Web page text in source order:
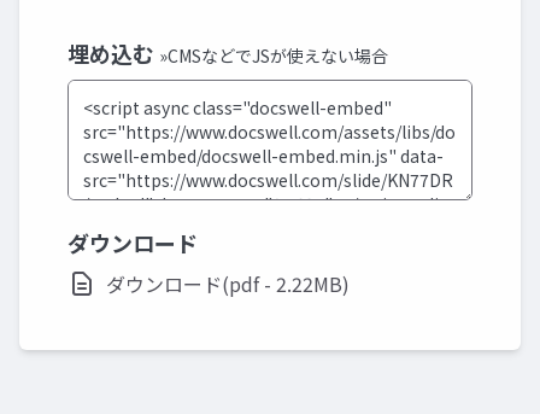
埋め込む »CMSなどでJSが使えない場合
ダウンロード
ダウンロード(pdf - 2.22MB)